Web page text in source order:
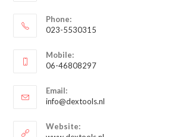
Phone:
023-5530315
in
je
toepassing
Mobile:
06-46808297
in
je
toepassing
Email:
info@dextools.nl
Website: